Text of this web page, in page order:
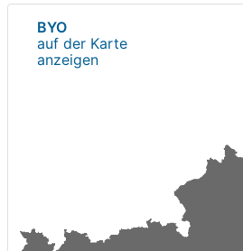
BYO
auf der Karte
anzeigen